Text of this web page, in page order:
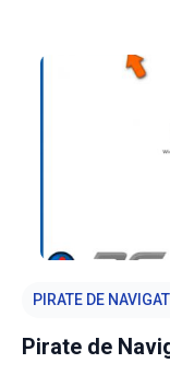
applications de ce t
PIRATE DE
Pirate de